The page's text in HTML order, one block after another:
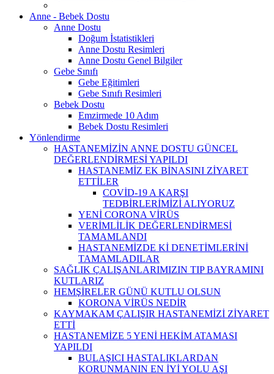
Anne - Bebek Dostu
Anne Dostu
Doğum İstatistikleri
Anne Dostu Resimleri
Anne Dostu Genel Bilgiler
Gebe Sınıfı
Gebe Eğitimleri
Gebe Sınıfı Resimleri
Bebek Dostu
Emzirmede 10 Adım
Bebek Dostu Resimleri
Yönlendirme
HASTANEMİZİN ANNE DOSTU GÜNCEL
DEĞERLENDİRMESİ YAPILDI
HASTANEMİZ EK BİNASINI ZİYARET
ETTİLER
COVİD-19 A KARŞI
TEDBİRLERİMİZİ ALIYORUZ
YENİ CORONA VİRÜS
VERİMLİLİK DEĞERLENDİRMESİ
TAMAMLANDI
HASTANEMİZDE Kİ DENETİMLERİNİ
TAMAMLADILAR
SAĞLIK ÇALIŞANLARIMIZIN TIP BAYRAMINI
KUTLARIZ
HEMŞİRELER GÜNÜ KUTLU OLSUN
KORONA VİRÜS NEDİR
KAYMAKAM ÇALIŞIR HASTANEMİZİ ZİYARET
ETTİ
HASTANEMİZE 5 YENİ HEKİM ATAMASI
YAPILDI
BULAŞICI HASTALIKLARDAN
KORUNMANIN EN İYİ YOLU AŞI